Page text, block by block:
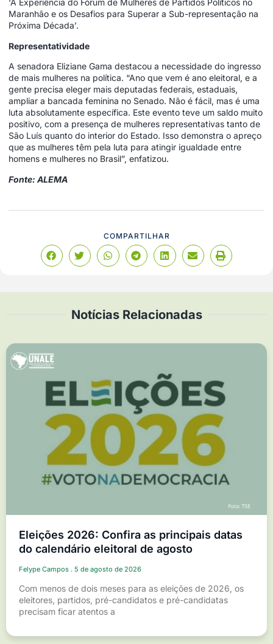
‘A Experiência do Fórum de Mulheres de Partidos Políticos no
Maranhão e os Desafios para Superar a Sub-representação na
Próxima Década’.
Representatividade
A senadora Eliziane Gama destacou a necessidade do ingresso
de mais mulheres na política. “Ano que vem é ano eleitoral, e a
gente precisa eleger mais deputadas federais, estaduais,
ampliar a bancada feminina no Senado. Não é fácil, mas é uma
luta absolutamente específica. Este evento teve um saldo muito
positivo, com a presença de mulheres representativas tanto de
São Luís quanto do interior do Estado. Isso demonstra o apreço
que as mulheres têm pela luta para atingir igualdade entre
homens e mulheres no Brasil”, enfatizou.
Fonte: ALEMA
COMPARTILHAR
Notícias Relacionadas
Eleições 2026: Confira as principais datas
do calendário eleitoral de agosto
Felype Campos 5 de agosto de 2026
Com menos de dois meses para as eleições de 2026, os
eleitores, partidos, pré-candidatos e pré-candidatas
precisam ficar atentos a